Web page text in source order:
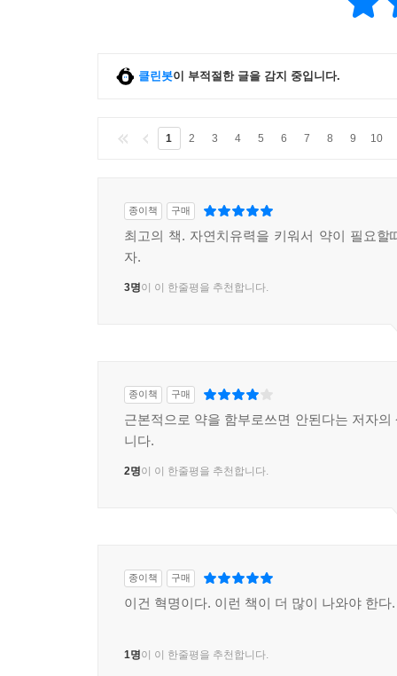
클린봇이 부적절한 글을 감지 중입니다.
1 2 3 4 5 6 7 8 9 10
종이책 구매
최고의 책. 자연치유력을 키워서 약이 필요할
자.
3명이 이 한줄평을 추천합니다.
종이책 구매
근본적으로 약을 함부로쓰면 안된다는 저자의
니다.
2명이 이 한줄평을 추천합니다.
종이책 구매
이건 혁명이다. 이런 책이 더 많이 나와야 한다.
1명이 이 한줄평을 추천합니다.